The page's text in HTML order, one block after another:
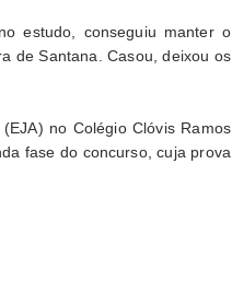
estudo, conseguiu manter o
de Santana. Casou, deixou os
no Colégio Clóvis Ramos
fase do concurso, cuja prova